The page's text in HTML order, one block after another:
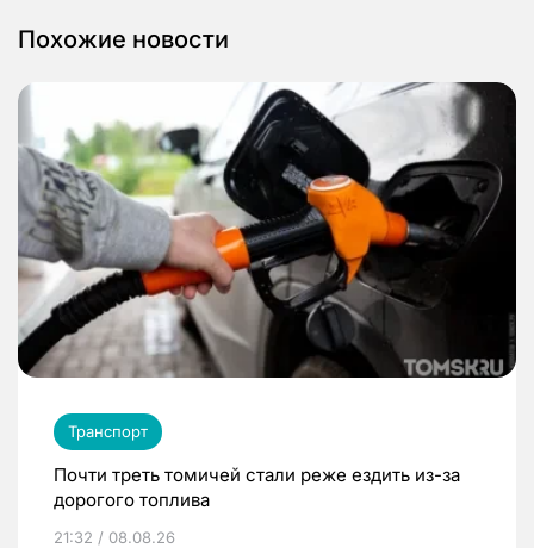
Похожие новости
Транспорт
Почти треть томичей стали реже ездить из-за
дорогого топлива
21:32 / 08.08.26